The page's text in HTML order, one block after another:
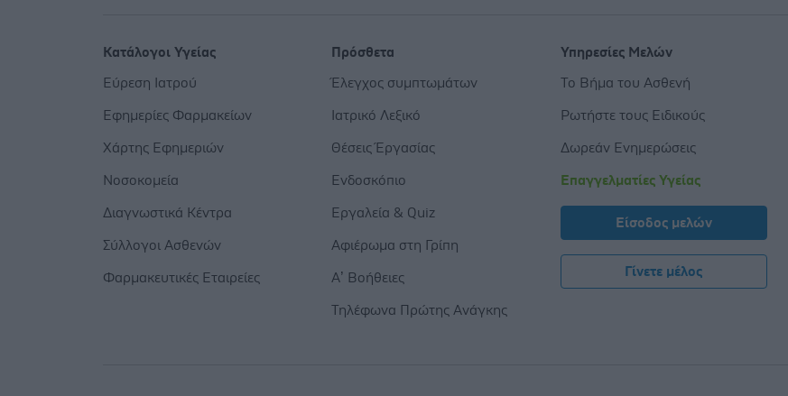
Κατάλογοι Υγείας
Εύρεση Ιατρού
Εφημερίες Φαρμακείων
Χάρτης Εφημεριών
Νοσοκομεία
Διαγνωστικά Κέντρα
Σύλλογοι Ασθενών
Φαρμακευτικές Εταιρείες
Πρόσθετα
Έλεγχος συμπτωμάτων
Ιατρικό Λεξικό
Θέσεις Έργασίας
Ενδοσκόπιο
Εργαλεία & Quiz
Αφιέρωμα στη Γρίπη
Α’ Βοήθειες
Τηλέφωνα Πρώτης Ανάγκης
Υπηρεσίες Μελών
Το Βήμα του Ασθενή
Ρωτήστε τους Ειδικούς
Δωρεάν Ενημερώσεις
Επαγγελματίες Υγείας
Είσοδος μελών
Γίνετε μέλος